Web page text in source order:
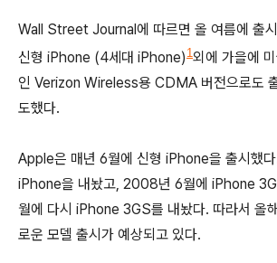
Wall Street Journal에 따르면 올 여름에 출
신형 iPhone (4세대 iPhone) 1외에 가을에
인 Verizon Wireless용 CDMA 버전으로도
도했다.
Apple은 매년 6월에 신형 iPhone을 출시했
iPhone을 내놨고, 2008년 6월에 iPhone
월에 다시 iPhone 3GS를 내놨다. 따라서 올
로운 모델 출시가 예상되고 있다.